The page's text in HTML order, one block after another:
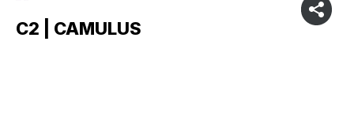
C2 | CAMULUS